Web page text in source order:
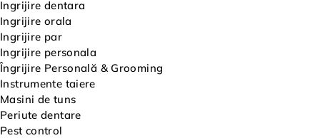
Ingrijire dentara
Ingrijire orala
Ingrijire par
Ingrijire personala
Îngrijire Personală & Grooming
Instrumente taiere
Masini de tuns
Periute dentare
Pest control